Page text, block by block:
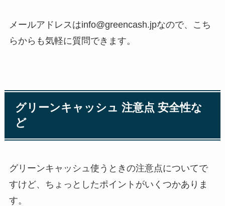
メールアドレスはinfo@greencash.jpなので、こち
らからも気軽に質問できます。
グリーンキャッシュ 注意点 安全性な
ど
グリーンキャッシュ使うときの注意点についてで
すけど、ちょっとしたポイントがいくつかありま
す。